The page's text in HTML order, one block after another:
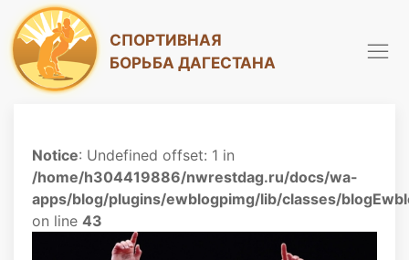
СПОРТИВНАЯ
БОРЬБА ДАГЕСТАНА
Notice: Undefined offset: 1 in
/home/h304419886/nwrestdag.ru/docs/wa-
apps/blog/plugins/ewblogpimg/lib/classes/
on line 43